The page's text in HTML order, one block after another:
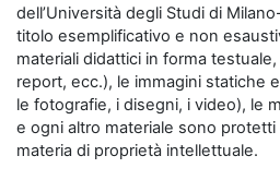
dell’Università degli Studi di
titolo esemplificativo e non
materiali didattici in forma
report, ecc.), le immagini statiche
le fotografie, i disegni, i video), le
e ogni altro materiale sono
materia di proprietà intellettuale.